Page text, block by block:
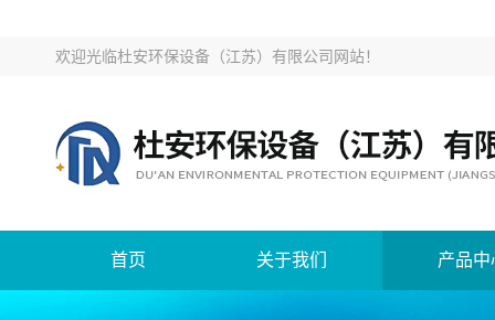
欢迎光临杜安环保设备（江苏）有限公司网站！
首页 关于我们 产品中